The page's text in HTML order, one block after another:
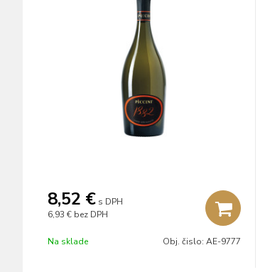
8,52 € s DPH
6,93 € bez DPH
Na sklade Obj. čislo: AE-9777